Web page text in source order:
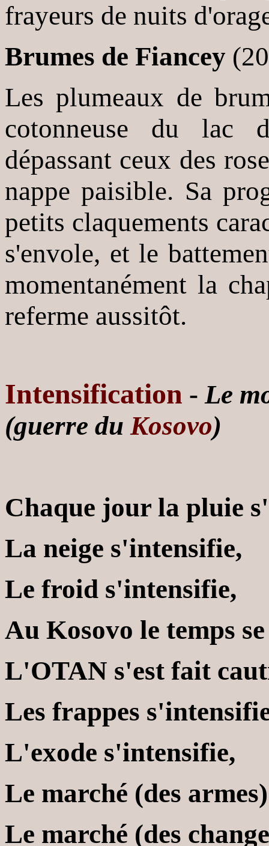
frayeurs de nuits
Brumes de Fiancey
Les plumeaux de
cotonneuse du lac
dépassant ceux des
nappe paisible. Sa
petits claquements
s'envole, et le
momentanément la
referme aussitôt.
Intensification - Le
(guerre duKosovo)
Chaque jour la pluie
La neige s'intensifie,
Le froid s'intensifie,
Au Kosovo le temps
L'OTAN s'est fait
Les frappes
L'exode s'intensifie,
Le marché (des
Le marché (des